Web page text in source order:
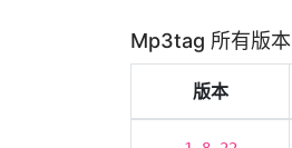
Mp3tag 所有版
版本